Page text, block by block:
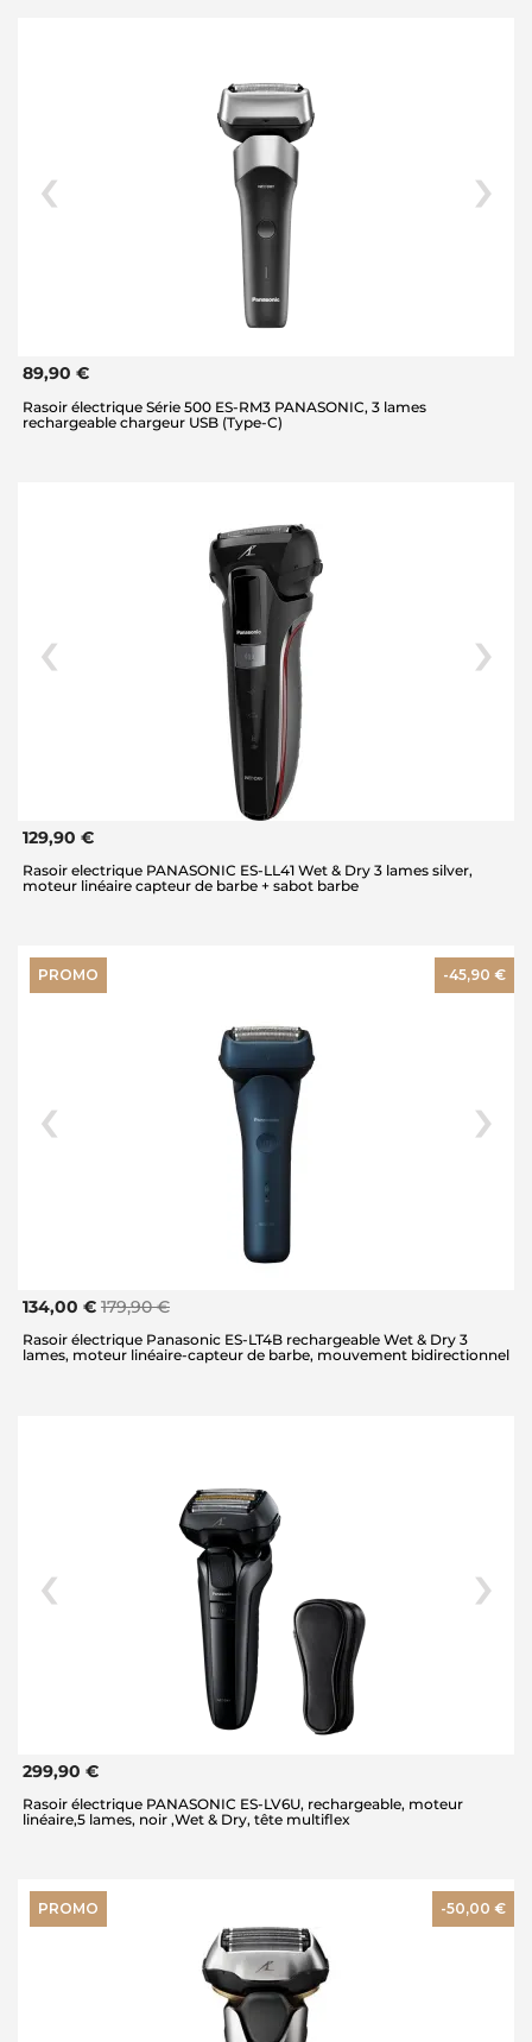
89,90 €
Rasoir électrique Série 500 ES-RM3 PANASONIC, 3 lames
rechargeable chargeur USB (Type-C)
129,90 €
Rasoir electrique PANASONIC ES-LL41 Wet & Dry 3 lames silver,
moteur linéaire capteur de barbe + sabot barbe
PROMO -45,90 €
134,00 € 179,90 €
Rasoir électrique Panasonic ES-LT4B rechargeable Wet & Dry 3
lames, moteur linéaire-capteur de barbe, mouvement bidirectionnel
299,90 €
Rasoir électrique PANASONIC ES-LV6U, rechargeable, moteur
linéaire,5 lames, noir ,Wet & Dry, tête multiflex
PROMO -50,00 €